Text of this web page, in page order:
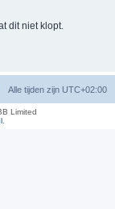
dit niet klopt.
Alle tijden zijn UTC+02:00
Limited